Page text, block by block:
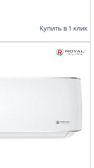
Купить в 1 клик